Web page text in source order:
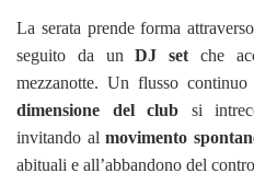
La serata prende forma
seguito da unDJ set che
mezzanotte. Un flusso
dimensione del club si
invitando almovimento
abituali e all’abbandono del